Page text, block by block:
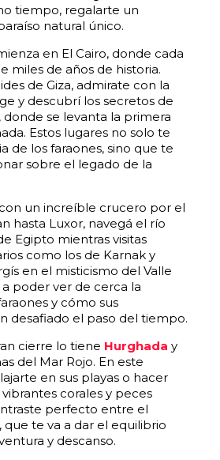
tiempo, regalarte un
natural único.
en El Cairo, donde cada
miles de años de historia.
de Giza, admirate con la
y descubrí los secretos de
donde se levanta la primera
Estos lugares no solo te
de los faraones, sino que te
sobre el legado de la
un increíble crucero por el
hasta Luxor, navegá el río
Egipto mientras visitas
como los de Karnak y
en el misticismo del Valle
a poder ver de cerca la
y cómo sus
desafiado el paso del tiempo.
cierre lo tiene Hurghada y
del Mar Rojo. En este
en sus playas o hacer
corales y peces
perfecto entre el
que te va a dar el equilibrio
y descanso.